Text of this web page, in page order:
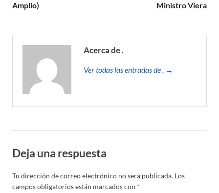
Amplio)
Ministro Viera
Acerca de .
Ver todas las entradas de . →
Deja una respuesta
Tu dirección de correo electrónico no será publicada. Los
campos obligatorios están marcados con *